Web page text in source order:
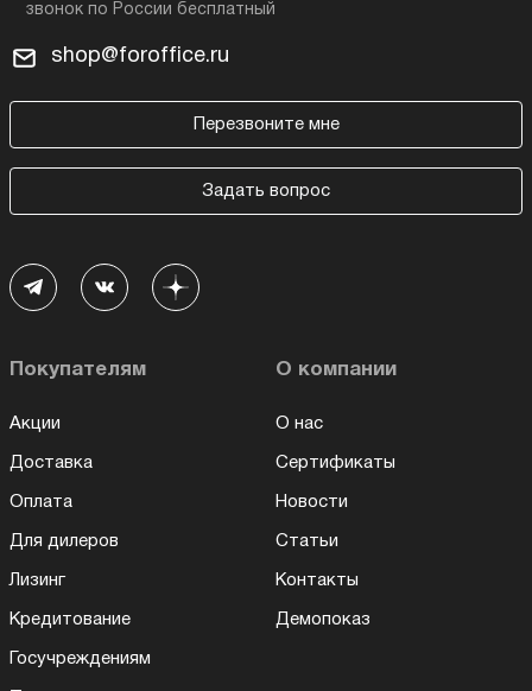
shop@foroffice.ru
Перезвоните мне
Задать вопрос
Покупателям
Акции
Доставка
Оплата
Для дилеров
Лизинг
Кредитование
Госучреждениям
О компании
О нас
Сертификаты
Новости
Статьи
Контакты
Демопоказ